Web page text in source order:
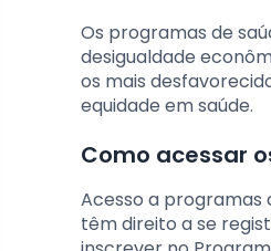
Os programas de
desigualdade
os mais
equidade em saúde.
Como acessar
Acesso a programas
têm direito a se